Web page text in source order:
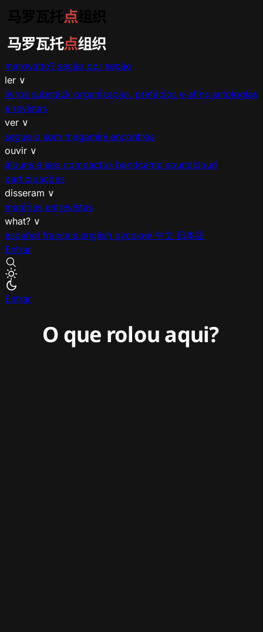
marovatto? seção por seção
ler ∨
livros substack organização, prefácios e afins antologias
e revistas
ver ∨
segue o som megamíni encontros
ouvir ∨
álbuns e eps compactos bandcamp soundcloud
participações
disseram ∨
matérias entrevistas
what? ∨
español français english русский 中文 日本語
Entrar
Entrar
O que rolou aqui?